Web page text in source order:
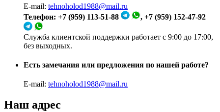
E-mail: tehnoholod1988@mail.ru
Телефон: +7 (959) 113-51-88
, +7 (959) 152-47-92
Служба клиентской поддержки работает с 9:00 до 17:00,
без выходных.
Есть замечания или предложения по нашей работе?
E-mail: tehnoholod1988@mail.ru
Наш адрес